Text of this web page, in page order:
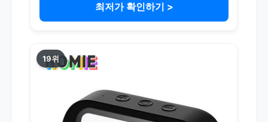
최저가 확인하기 >
19위